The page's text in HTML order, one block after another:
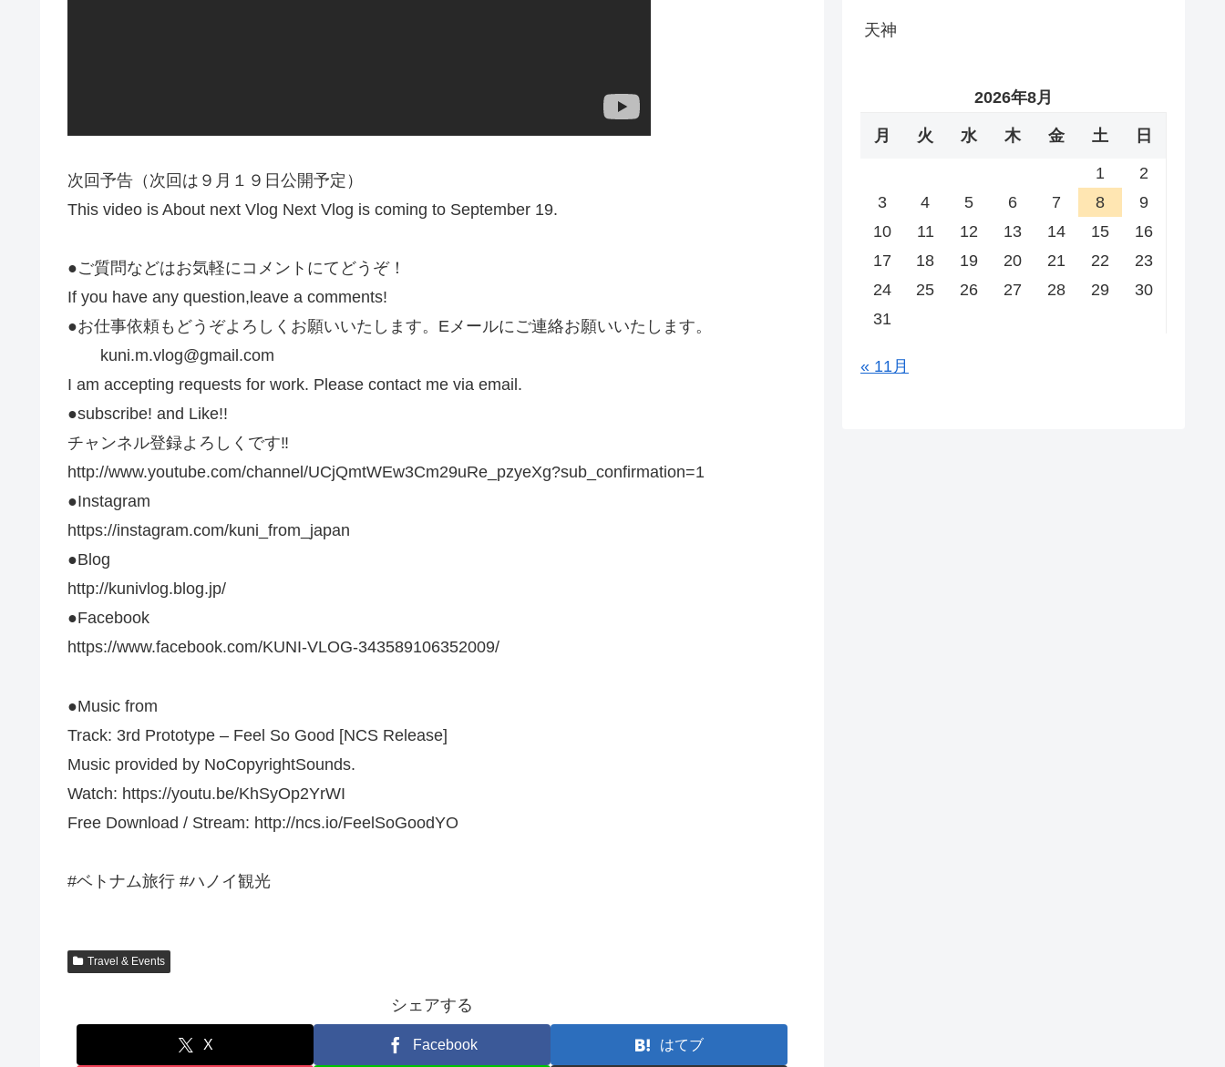
次回予告（次回は９月１９日公開予定）
This video is About next Vlog Next Vlog is coming to September 19.
●ご質問などはお気軽にコメントにてどうぞ！
If you have any question,leave a comments!
●お仕事依頼もどうぞよろしくお願いいたします。Eメールにご連絡お願いいたします。
kuni.m.vlog@gmail.com
I am accepting requests for work. Please contact me via email.
●subscribe! and Like!!
チャンネル登録よろしくです‼️
http://www.youtube.com/channel/UCjQmtWEw3Cm29uRe_pzyeXg?sub_confirmation=1
●Instagram
https://instagram.com/kuni_from_japan
●Blog
http://kunivlog.blog.jp/
●Facebook
https://www.facebook.com/KUNI-VLOG-343589106352009/
●Music from
Track: 3rd Prototype – Feel So Good [NCS Release]
Music provided by NoCopyrightSounds.
Watch: https://youtu.be/KhSyOp2YrWI
Free Download / Stream: http://ncs.io/FeelSoGoodYO
#ベトナム旅行 #ハノイ観光
Travel & Events
シェアする
X Facebook はてブ
天神
2026年8月
月 火 水 木 金 土 日
1
2
3
4 5 6 7 8
9
10
11 12 13 14 15
16
17
18 19 20 21 22
23
24
25 26 27 28 29
30
31
« 11月